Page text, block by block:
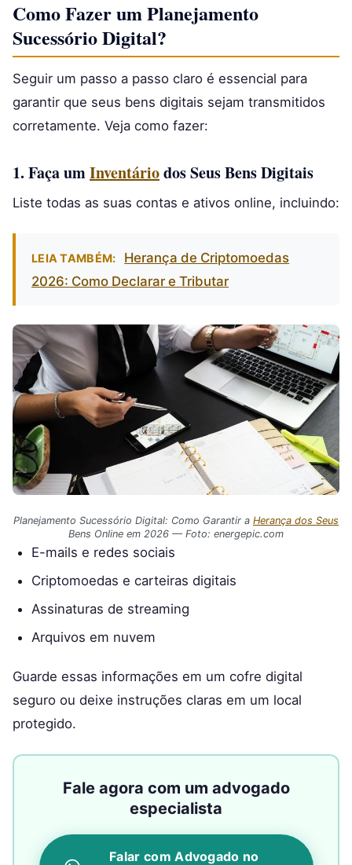
Como Fazer um Planejamento
Sucessório Digital?
Seguir um passo a passo claro é essencial para
garantir que seus bens digitais sejam transmitidos
corretamente. Veja como fazer:
1. Faça umInventáriodos Seus Bens Digitais
Liste todas as suas contas e ativos online, incluindo:
LEIA TAMBÉM:
Herança de Criptomoedas
2026: Como Declarar e Tributar
Planejamento Sucessório Digital: Como Garantir a Herança dos Seus
Bens Online em 2026 — Foto: energepic.com
E-mails e redes sociais
Criptomoedas e carteiras digitais
Assinaturas de streaming
Arquivos em nuvem
Guarde essas informações em um cofre digital
seguro ou deixe instruções claras em um local
protegido.
Fale agora com um advogado
especialista
Falar com Advogado no